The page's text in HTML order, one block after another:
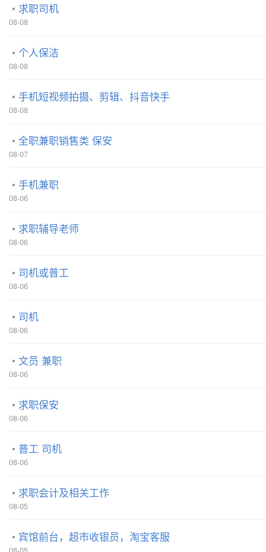
求职司机
08-08
个人保洁
08-08
手机短视频拍摄、剪辑、抖音快手
08-08
全职兼职销售类 保安
08-07
手机兼职
08-06
求职辅导老师
08-06
司机或普工
08-06
司机
08-06
文员 兼职
08-06
求职保安
08-06
普工 司机
08-06
求职会计及相关工作
08-05
宾馆前台，超市收银员，淘宝客服